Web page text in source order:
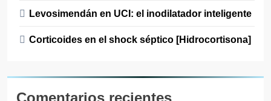
Levosimendán en UCI: el inodilatador inteligente
Corticoides en el shock séptico [Hidrocortisona]